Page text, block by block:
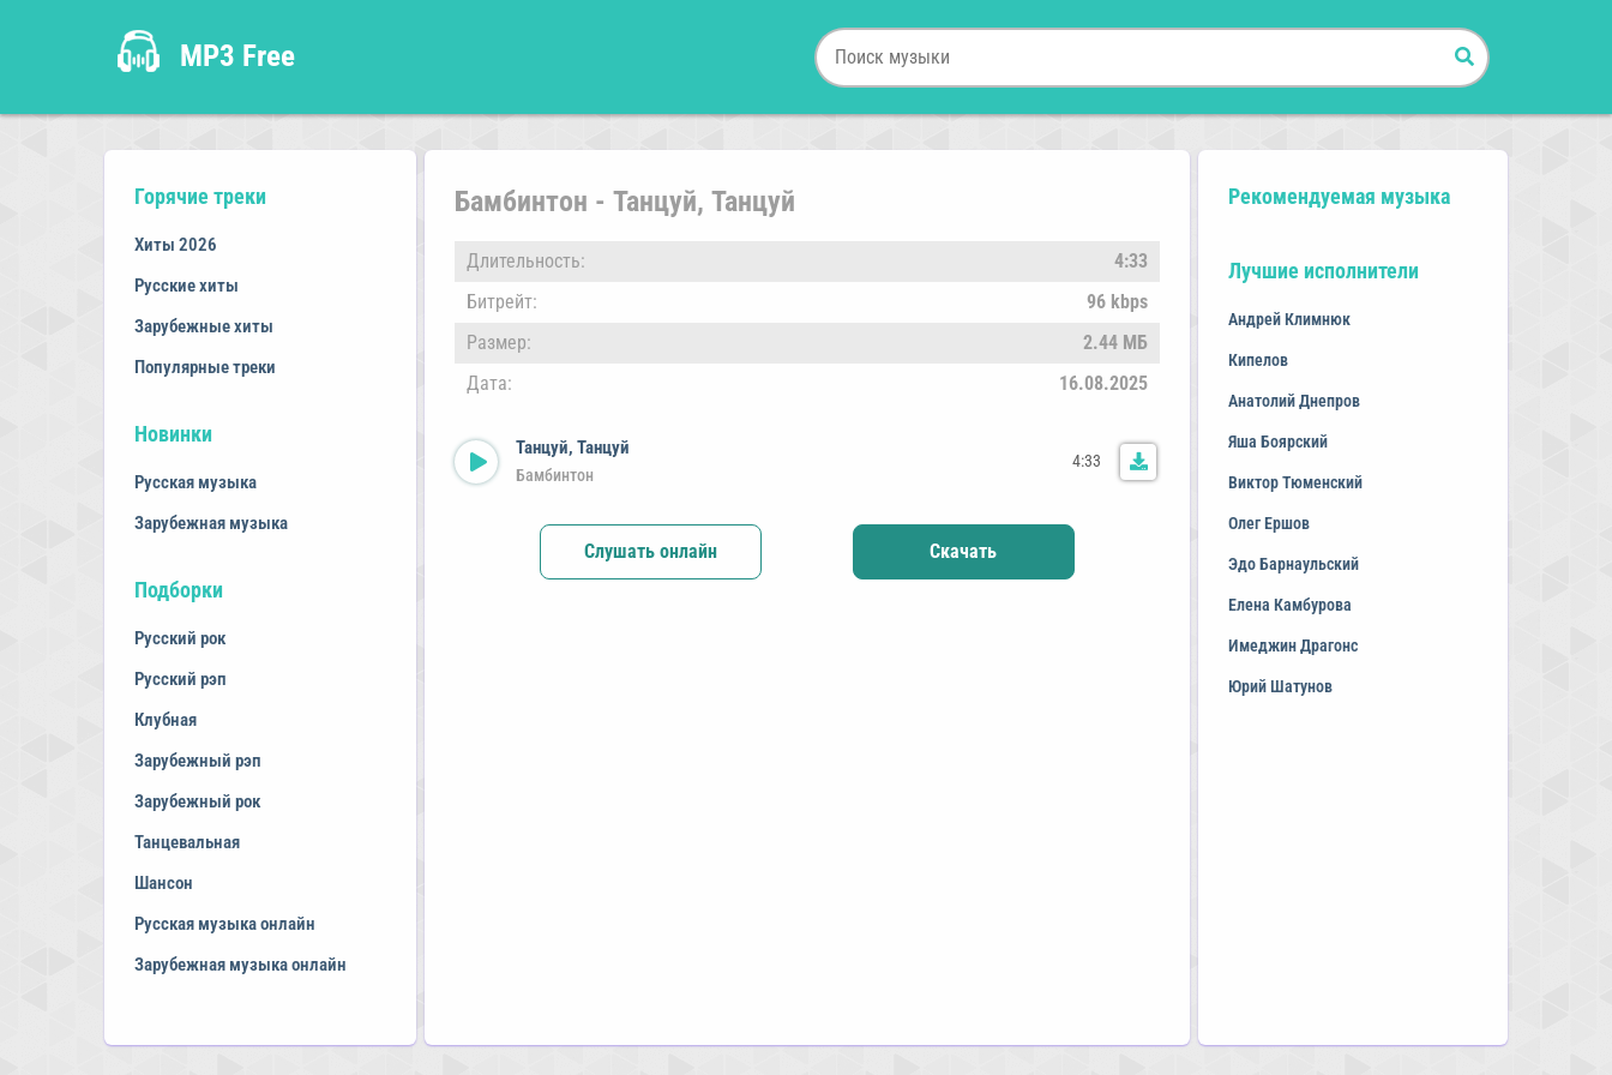
MP3 Free
Горячие треки
Хиты 2026
Русские хиты
Зарубежные хиты
Популярные треки
Новинки
Русская музыка
Зарубежная музыка
Подборки
Русский рок
Русский рэп
Клубная
Зарубежный рэп
Зарубежный рок
Танцевальная
Шансон
Русская музыка онлайн
Зарубежная музыка онлайн
Бамбинтон - Танцуй, Танцуй
Длительность:
4:33
Битрейт:
96 kbps
Размер:
2.44 МБ
Дата:
16.08.2025
Танцуй, Танцуй
Бамбинтон
4:33
Слушать онлайн Скачать
Рекомендуемая музыка
Лучшие исполнители
Андрей Климнюк
Кипелов
Анатолий Днепров
Яша Боярский
Виктор Тюменский
Олег Ершов
Эдо Барнаульский
Елена Камбурова
Имеджин Драгонс
Юрий Шатунов